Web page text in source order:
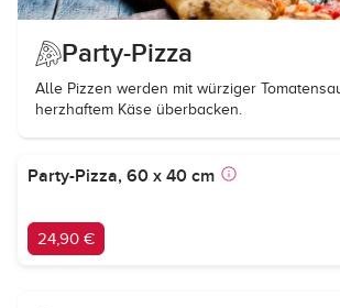
Party-Pizza
Alle Pizzen werden mit würziger
herzhaftem Käse überbacken.
Party-Pizza, 60 x 40 cm
24,90 €